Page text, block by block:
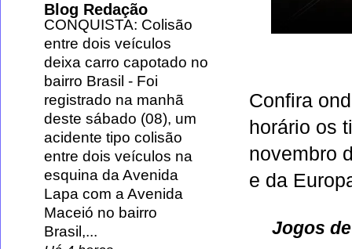
Confira
horário os
novembro
e da
Jogos
Blog Redação
CONQUISTA: Colisão
entre dois veículos
deixa carro capotado no
bairro Brasil - Foi
registrado na manhã
deste sábado (08), um
acidente tipo colisão
entre dois veículos na
esquina da Avenida
Lapa com a Avenida
Maceió no bairro
Brasil,...